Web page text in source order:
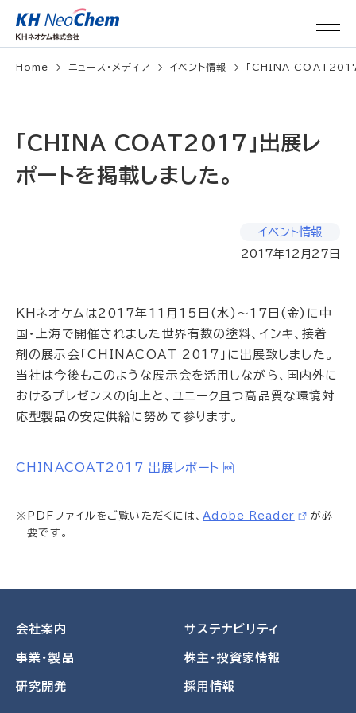
Home ニュース・メディア イベント情報 「CHINA COAT2017
「CHINA COAT2017」出展レ
ポートを掲載しました。
イベント情報
2017年12月27日
KHネオケムは2017年11月15日(水)～17日(金)に中
国・上海で開催されました世界有数の塗料、インキ、接着
剤の展示会「CHINACOAT 2017」に出展致しました。
当社は今後もこのような展示会を活用しながら、国内外に
おけるプレゼンスの向上と、ユニーク且つ高品質な環境対
応型製品の安定供給に努めて参ります。
CHINACOAT2017 出展レポート
※PDFファイルをご覧いただくには、Adobe Reader
が必
要です。
会社案内
事業・製品
研究開発
サステナビリティ
株主・投資家情報
採用情報